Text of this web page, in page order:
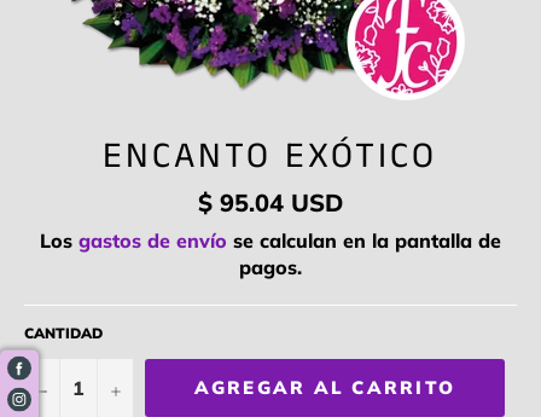
ENCANTO EXÓTICO
Precio
habitual
$ 95.04 USD
Los gastos de envío se calculan en la pantalla de
pagos.
CANTIDAD
− + AGREGAR AL CARRITO